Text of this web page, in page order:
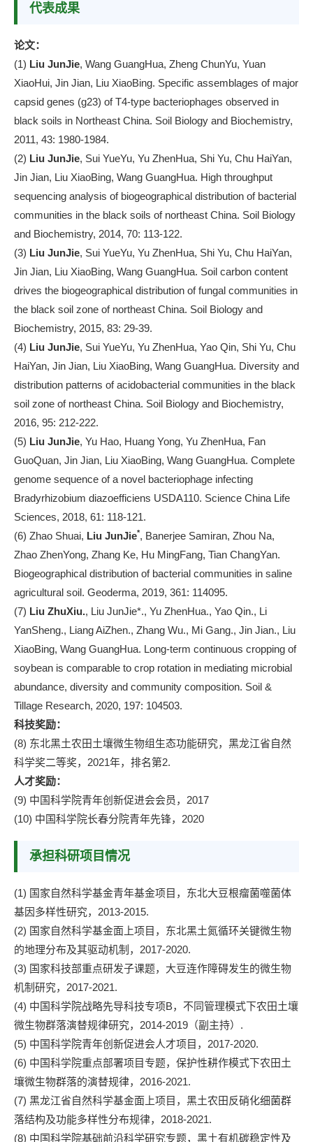
代表成果
论文：
(1) Liu JunJie, Wang GuangHua, Zheng ChunYu, Yuan
XiaoHui, Jin Jian, Liu XiaoBing. Specific assemblages of major
capsid genes (g23) of T4-type bacteriophages observed in
black soils in Northeast China. Soil Biology and Biochemistry,
2011, 43: 1980-1984.
(2) Liu JunJie, Sui YueYu, Yu ZhenHua, Shi Yu, Chu HaiYan,
Jin Jian, Liu XiaoBing, Wang GuangHua. High throughput
sequencing analysis of biogeographical distribution of bacterial
communities in the black soils of northeast China. Soil Biology
and Biochemistry, 2014, 70: 113-122.
(3) Liu JunJie, Sui YueYu, Yu ZhenHua, Shi Yu, Chu HaiYan,
Jin Jian, Liu XiaoBing, Wang GuangHua. Soil carbon content
drives the biogeographical distribution of fungal communities in
the black soil zone of northeast China. Soil Biology and
Biochemistry, 2015, 83: 29-39.
(4) Liu JunJie, Sui YueYu, Yu ZhenHua, Yao Qin, Shi Yu, Chu
HaiYan, Jin Jian, Liu XiaoBing, Wang GuangHua. Diversity and
distribution patterns of acidobacterial communities in the black
soil zone of northeast China. Soil Biology and Biochemistry,
2016, 95: 212-222.
(5) Liu JunJie, Yu Hao, Huang Yong, Yu ZhenHua, Fan
GuoQuan, Jin Jian, Liu XiaoBing, Wang GuangHua. Complete
genome sequence of a novel bacteriophage infecting
Bradyrhizobium diazoefficiens USDA110. Science China Life
Sciences, 2018, 61: 118-121.
(6) Zhao Shuai, Liu JunJie*, Banerjee Samiran, Zhou Na,
Zhao ZhenYong, Zhang Ke, Hu MingFang, Tian ChangYan.
Biogeographical distribution of bacterial communities in saline
agricultural soil. Geoderma, 2019, 361: 114095.
(7) Liu ZhuXiu., Liu JunJie*., Yu ZhenHua., Yao Qin., Li
YanSheng., Liang AiZhen., Zhang Wu., Mi Gang., Jin Jian., Liu
XiaoBing, Wang GuangHua. Long-term continuous cropping of
soybean is comparable to crop rotation in mediating microbial
abundance, diversity and community composition. Soil &
Tillage Research, 2020, 197: 104503.
科技奖励：
(8) 东北黑土农田土壤微生物组生态功能研究，黑龙江省自然
科学奖二等奖，2021年，排名第2.
人才奖励：
(9) 中国科学院青年创新促进会会员，2017
(10) 中国科学院长春分院青年先锋，2020
承担科研项目情况
(1) 国家自然科学基金青年基金项目，东北大豆根瘤菌噬菌体
基因多样性研究，2013-2015.
(2) 国家自然科学基金面上项目，东北黑土氮循环关键微生物
的地理分布及其驱动机制，2017-2020.
(3) 国家科技部重点研发子课题，大豆连作障碍发生的微生物
机制研究，2017-2021.
(4) 中国科学院战略先导科技专项B，不同管理模式下农田土壤
微生物群落演替规律研究，2014-2019（副主持）.
(5) 中国科学院青年创新促进会人才项目，2017-2020.
(6) 中国科学院重点部署项目专题，保护性耕作模式下农田土
壤微生物群落的演替规律，2016-2021.
(7) 黑龙江省自然科学基金面上项目，黑土农田反硝化细菌群
落结构及功能多样性分布规律，2018-2021.
(8) 中国科学院基础前沿科学研究专题，黑土有机碳稳定性及